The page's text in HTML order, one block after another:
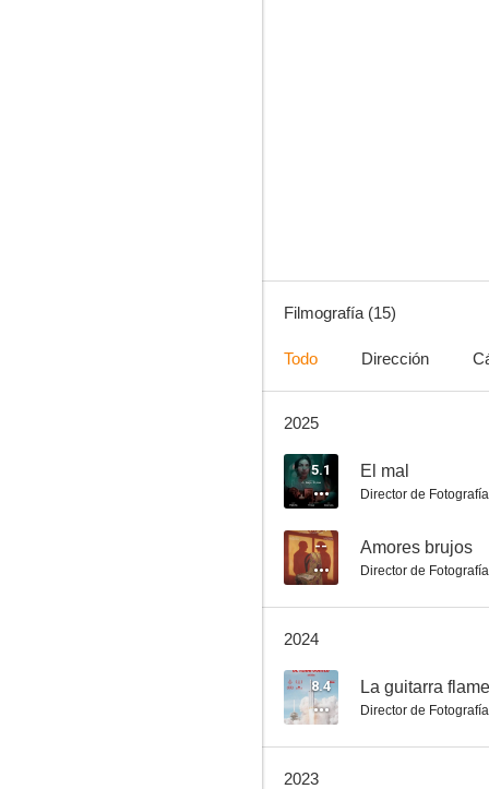
Semana 12
--
Filmografía (15)
Todo Dirección
2025
5.1 El mal
Director de Fotografía
-- Amores brujos
Director de Fotografía
2024
8.4 La guitarra
Director de Fotografía
2023